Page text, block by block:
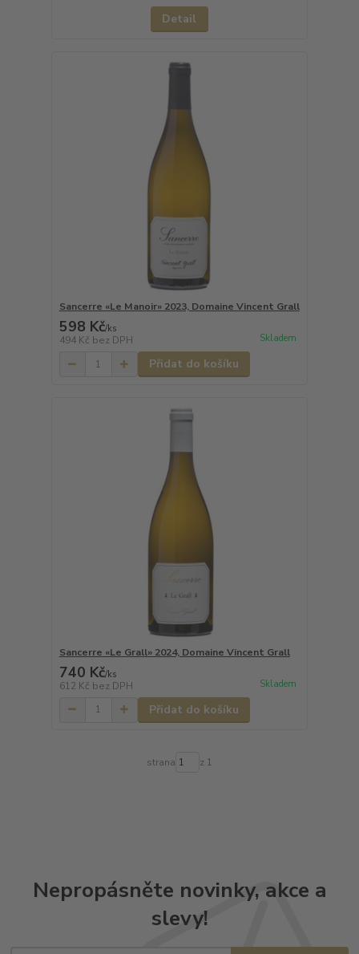
Detail
Sancerre «Le Manoir» 2023, Domaine Vincent Grall
598 Kč/ks
494 Kč bez DPH Skladem
Přidat do košíku
Sancerre «Le Grall» 2024, Domaine Vincent Grall
740 Kč/ks
612 Kč bez DPH Skladem
Přidat do košíku
strana z 1
Nepropásněte novinky, akce a
slevy!